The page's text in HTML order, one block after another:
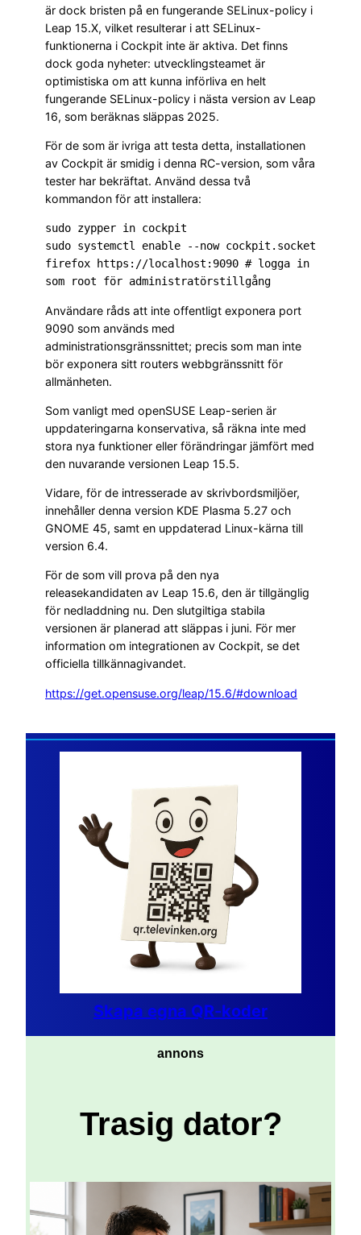
är dock bristen på en fungerande SELinux-policy i
Leap 15.X, vilket resulterar i att SELinux-
funktionerna i Cockpit inte är aktiva. Det finns
dock goda nyheter: utvecklingsteamet är
optimistiska om att kunna införliva en helt
fungerande SELinux-policy i nästa version av Leap
16, som beräknas släppas 2025.
För de som är ivriga att testa detta, installationen
av Cockpit är smidig i denna RC-version, som våra
tester har bekräftat. Använd dessa två
kommandon för att installera:
sudo zypper in cockpit
sudo systemctl enable --now cockpit.socket
firefox https://localhost:9090 # logga in
som root för administratörstillgång
Användare råds att inte offentligt exponera port
9090 som används med
administrationsgränssnittet; precis som man inte
bör exponera sitt routers webbgränssnitt för
allmänheten.
Som vanligt med openSUSE Leap-serien är
uppdateringarna konservativa, så räkna inte med
stora nya funktioner eller förändringar jämfört med
den nuvarande versionen Leap 15.5.
Vidare, för de intresserade av skrivbordsmiljöer,
innehåller denna version KDE Plasma 5.27 och
GNOME 45, samt en uppdaterad Linux-kärna till
version 6.4.
För de som vill prova på den nya
releasekandidaten av Leap 15.6, den är tillgänglig
för nedladdning nu. Den slutgiltiga stabila
versionen är planerad att släppas i juni. För mer
information om integrationen av Cockpit, se det
officiella tillkännagivandet.
https://get.opensuse.org/leap/15.6/#download
Skapa egna QR-koder
annons
Trasig dator?